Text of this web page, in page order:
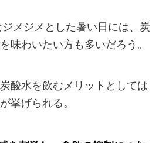
メジメとした暑い日には、炭
味わいたい方も多いだろう。
炭酸水を飲むメリット としては
挙げられる。